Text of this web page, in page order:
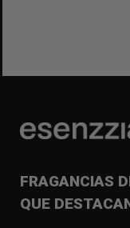
FRAGANCIAS
QUE